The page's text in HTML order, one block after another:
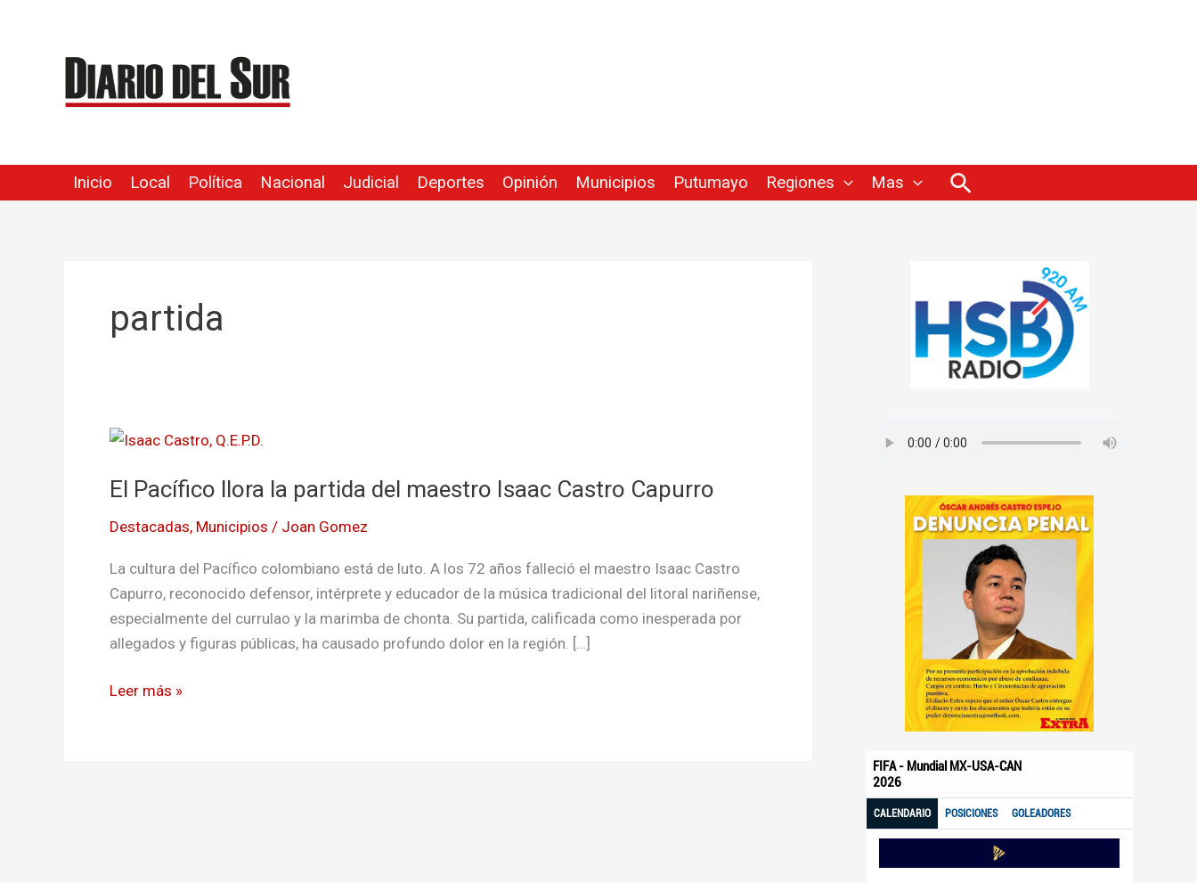
contenido
Inicio Local Política Nacional Judicial Deportes Opinión Municipios Putumayo Regiones Mas Buscar
partida
El Pacífico llora la partida del maestro Isaac Castro Capurro
Destacadas, Municipios / Joan Gomez
La cultura del Pacífico colombiano está de luto. A los 72 años falleció el maestro Isaac Castro
Capurro, reconocido defensor, intérprete y educador de la música tradicional del litoral nariñense,
especialmente del currulao y la marimba de chonta. Su partida, calificada como inesperada por
allegados y figuras públicas, ha causado profundo dolor en la región. […]
El
llora
partida
del
maestro
Isaac
Castro
Leer más »